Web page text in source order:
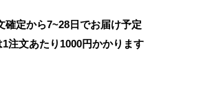
確定から7~28日でお届け予定
注文あたり 1000円かかります